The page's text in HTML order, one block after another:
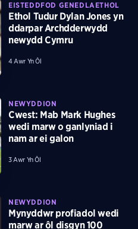
EISTEDDFOD GENEDLAETHOL
Ethol Tudur Dylan Jones yn
ddarpar Archdderwydd
newydd Cymru
4 Awr Yn Ôl
NEWYDDION
Cwest: Mab Mark Hughes
wedi marw o ganlyniad i
nam ar ei galon
3 Awr Yn Ôl
NEWYDDION
Mynyddwr profiadol wedi
marw ar ôl disgyn 100